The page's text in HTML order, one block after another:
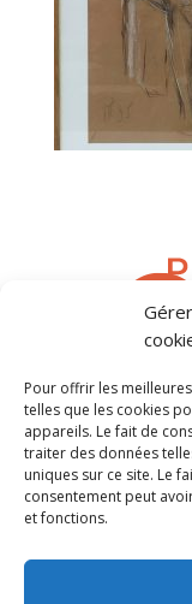
Pour offrir les
telles que les cookies
appareils. Le fait de
traiter des données
uniques sur ce site. Le
consentement peut
et fonctions.
Tous droits
©Crédit